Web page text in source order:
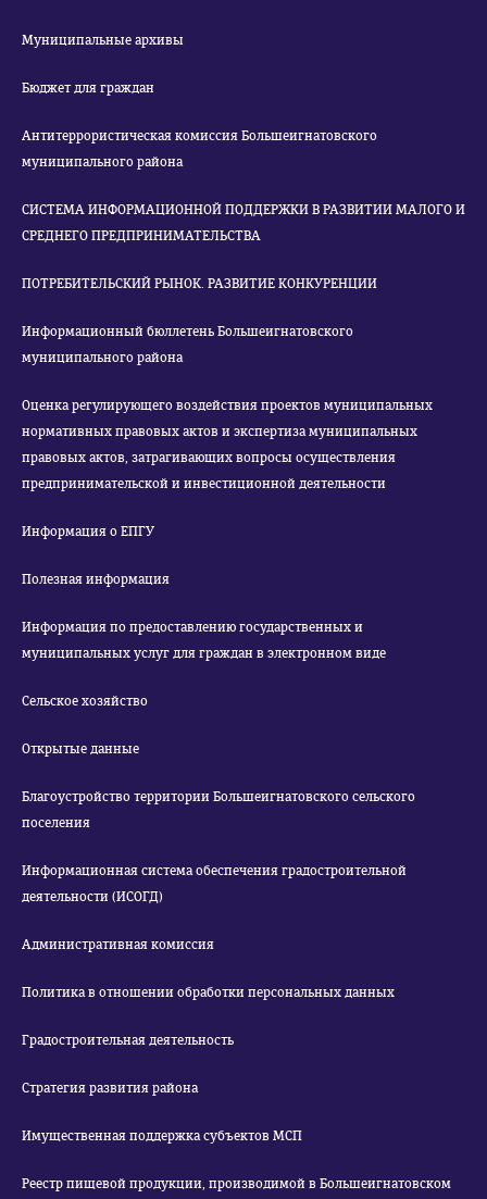
Муниципальные архивы
Бюджет для граждан
Антитеррористическая комиссия Большеигнатовского
муниципального района
СИСТЕМА ИНФОРМАЦИОННОЙ ПОДДЕРЖКИ В РАЗВИТИИ МАЛОГО И
СРЕДНЕГО ПРЕДПРИНИМАТЕЛЬСТВА
ПОТРЕБИТЕЛЬСКИЙ РЫНОК. РАЗВИТИЕ КОНКУРЕНЦИИ
Информационный бюллетень Большеигнатовского
муниципального района
Оценка регулирующего воздействия проектов муниципальных
нормативных правовых актов и экспертиза муниципальных
правовых актов, затрагивающих вопросы осуществления
предпринимательской и инвестиционной деятельности
Информация о ЕПГУ
Полезная информация
Информация по предоставлению государственных и
муниципальных услуг для граждан в электронном виде
Сельское хозяйство
Открытые данные
Благоустройство территории Большеигнатовского сельского
поселения
Информационная система обеспечения градостроительной
деятельности (ИСОГД)
Административная комиссия
Политика в отношении обработки персональных данных
Градостроительная деятельность
Стратегия развития района
Имущественная поддержка субъектов МСП
Реестр пищевой продукции, производимой в Большеигнатовском